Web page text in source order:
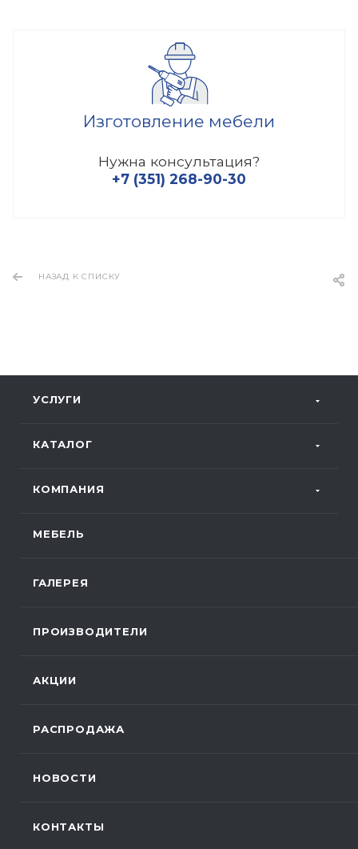
Изготовление мебели
Нужна консультация?
+7 (351) 268-90-30
НАЗАД К СПИСКУ
УСЛУГИ
КАТАЛОГ
КОМПАНИЯ
МЕБЕЛЬ
ГАЛЕРЕЯ
ПРОИЗВОДИТЕЛИ
АКЦИИ
РАСПРОДАЖА
НОВОСТИ
КОНТАКТЫ